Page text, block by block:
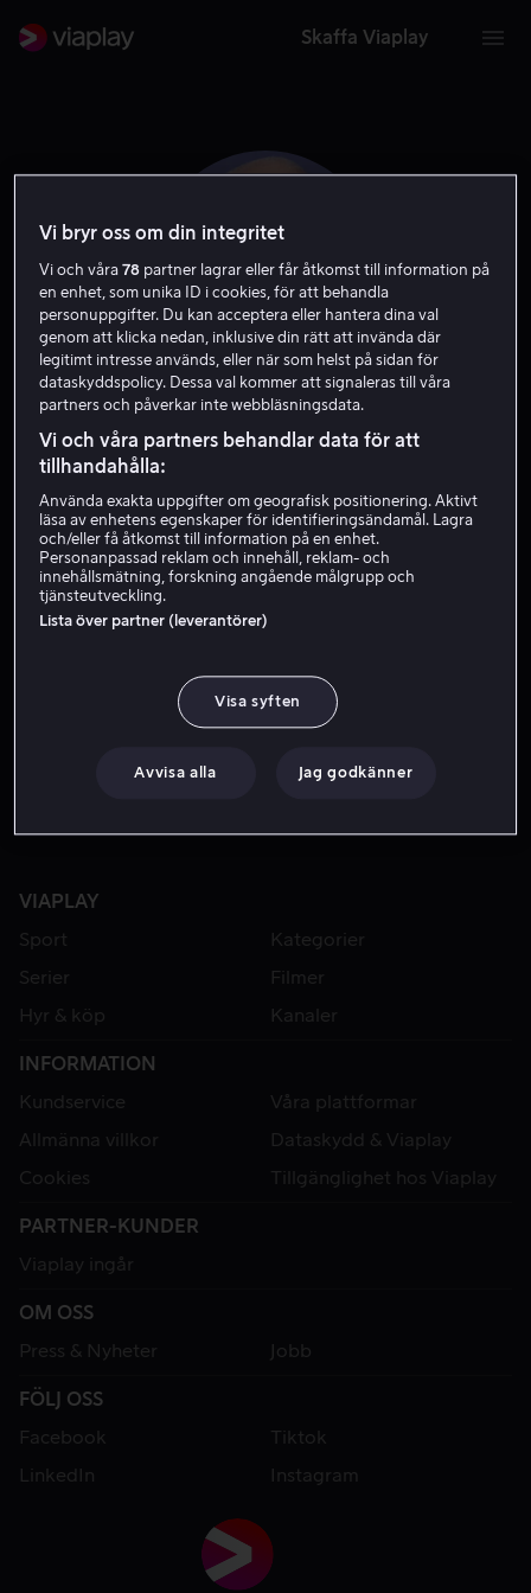
Skaffa Viaplay
Larry Wilmore
VIAPLAY
Sport
Kategorier
Serier
Filmer
Hyr & köp
Kanaler
INFORMATION
Kundservice
Våra plattformar
Allmänna villkor
Dataskydd & Viaplay
Cookies
Tillgänglighet hos Viaplay
PARTNER-KUNDER
Viaplay ingår
OM OSS
Press & Nyheter
Jobb
FÖLJ OSS
Facebook
Tiktok
LinkedIn
Instagram
Vi bryr oss om din integritet
Vi och våra78 partner lagrar eller får åtkomst till information på
en enhet, som unika ID i cookies, för att behandla
personuppgifter. Du kan acceptera eller hantera dina val
genom att klicka nedan, inklusive din rätt att invända där
legitimt intresse används, eller när som helst på sidan för
dataskyddspolicy. Dessa val kommer att signaleras till våra
partners och påverkar inte webbläsningsdata.
Vi och våra partners behandlar data för att
tillhandahålla:
Använda exakta uppgifter om geografisk positionering. Aktivt
läsa av enhetens egenskaper för identifieringsändamål. Lagra
och/eller få åtkomst till information på en enhet.
Personanpassad reklam och innehåll, reklam- och
innehållsmätning, forskning angående målgrupp och
tjänsteutveckling.
Lista över partner (leverantörer)
Visa syften
Avvisa alla Jag godkänner